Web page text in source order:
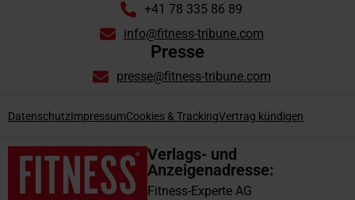
Verlags- und
Anzeigenadresse:
Fitness-Experte AG
+41 78 335 86 89
info@fitness-tribune.com
Presse
presse@fitness-tribune.com
DatenschutzImpressumCookies & TrackingVertrag kündigen